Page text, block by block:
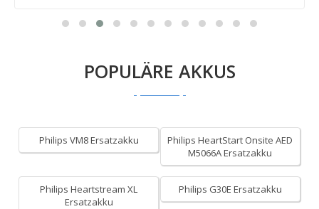
POPULÄRE AKKUS
Philips VM8 Ersatzakku
Philips HeartStart Onsite AED
M5066A Ersatzakku
Philips Heartstream XL
Ersatzakku
Philips G30E Ersatzakku